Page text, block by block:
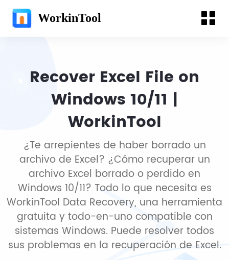
WorkinTool
Recover Excel File on
Windows 10/11 |
WorkinTool
¿Te arrepientes de haber borrado un
archivo de Excel? ¿Cómo recuperar un
archivo Excel borrado o perdido en
Windows 10/11? Todo lo que necesita es
WorkinTool Data Recovery, una herramienta
gratuita y todo-en-uno compatible con
sistemas Windows. Puede resolver todos
sus problemas en la recuperación de Excel.